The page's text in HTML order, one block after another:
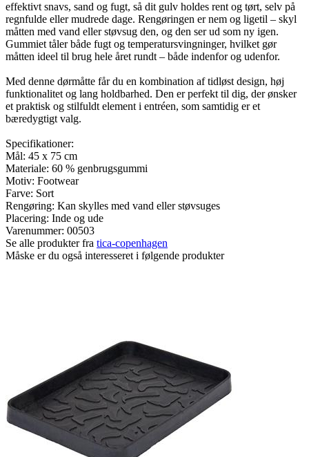
effektivt snavs, sand og fugt, så dit gulv holdes rent og tørt, selv på
regnfulde eller mudrede dage. Rengøringen er nem og ligetil – skyl
måtten med vand eller støvsug den, og den ser ud som ny igen.
Gummiet tåler både fugt og temperatursvingninger, hvilket gør
måtten ideel til brug hele året rundt – både indenfor og udenfor.
Med denne dørmåtte får du en kombination af tidløst design, høj
funktionalitet og lang holdbarhed. Den er perfekt til dig, der ønsker
et praktisk og stilfuldt element i entréen, som samtidig er et
bæredygtigt valg.
Specifikationer:
Mål: 45 x 75 cm
Materiale: 60 % genbrugsgummi
Motiv: Footwear
Farve: Sort
Rengøring: Kan skylles med vand eller støvsuges
Placering: Inde og ude
Varenummer: 00503
Se alle produkter fra tica-copenhagen
Måske er du også interesseret i følgende produkter